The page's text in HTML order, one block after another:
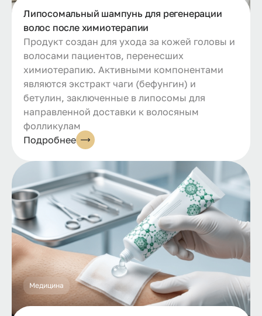
Липосомальный шампунь для регенерации
волос после химиотерапии
Продукт создан для ухода за кожей головы и
волосами пациентов, перенесших
химиотерапию. Активными компонентами
являются экстракт чаги (бефунгин) и
бетулин, заключенные в липосомы для
направленной доставки к волосяным
фолликулам
Подробнее
Медицина